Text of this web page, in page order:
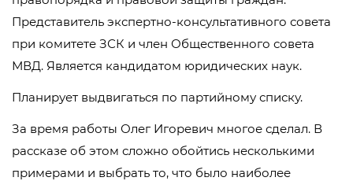
Представитель экспертно-консультативного совета
при комитете ЗСК и член Общественного совета
МВД. Является кандидатом юридических наук.
Планирует выдвигаться по партийному списку.
За время работы Олег Игоревич многое сделал. В
рассказе об этом сложно обойтись несколькими
примерами и выбрать то, что было наиболее